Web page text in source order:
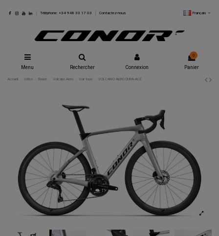
Téléphone: +34 948 33 17 03 Contactez-nous Français
Menu Rechercher Connexion
0
Panier
Accueil Vélos Route Volcano Aero Voir tous VOLCANO AERO DURA-ACE